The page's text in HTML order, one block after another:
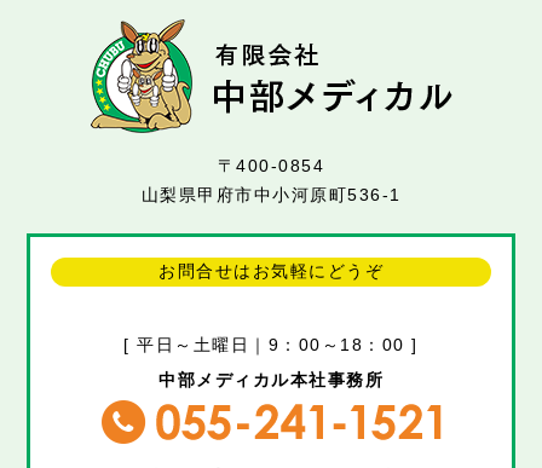
〒400-0854
山梨県甲府市中小河原町536-1
お問合せはお気軽にどうぞ
[ 平日～土曜日｜9：00～18：00 ]
中部メディカル本社事務所